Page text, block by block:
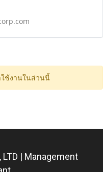
ช้งานในส่วนนี้
LTD | Management